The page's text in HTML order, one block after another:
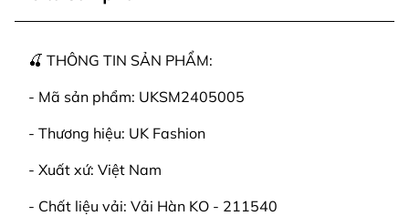
🍒 THÔNG TIN SẢN PHẨM:
- Mã sản phẩm: UKSM2405005
- Thương hiệu: UK Fashion
- Xuất xứ: Việt Nam
- Chất liệu vải: Vải Hàn KO - 211540